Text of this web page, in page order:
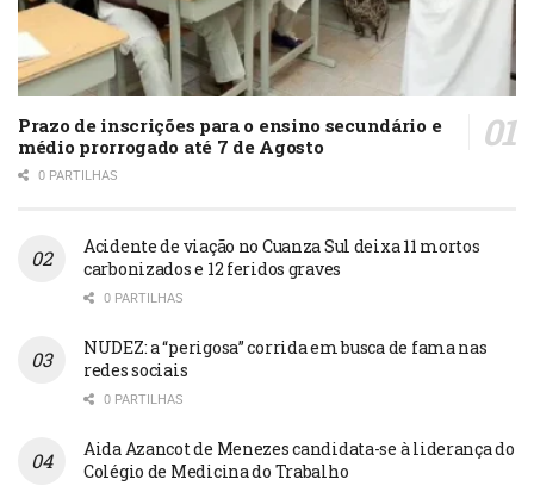
Prazo de inscrições para o ensino secundário e
médio prorrogado até 7 de Agosto
0 PARTILHAS
Acidente de viação no Cuanza Sul deixa 11 mortos
carbonizados e 12 feridos graves
0 PARTILHAS
NUDEZ: a “perigosa” corrida em busca de fama nas
redes sociais
0 PARTILHAS
Aida Azancot de Menezes candidata-se à liderança do
Colégio de Medicina do Trabalho